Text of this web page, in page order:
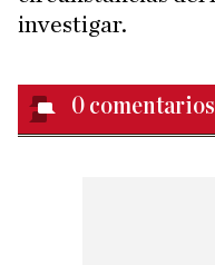
investigar.
0 comentarios